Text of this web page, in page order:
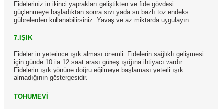
Fideleriniz in ikinci yaprakları geliştikten ve fide gövdesi
güçlenmeye başladıktan sonra sıvı yada su bazlı toz endeks
gübrelerden kullanabilirsiniz. Yavaş ve az miktarda uygulayın
7.IŞIK
Fideler in yeterince ışık alması önemli. Fidelerin sağlıklı gelişmesi
için günde 10 ila 12 saat arası güneş ışığına ihtiyacı vardır.
Fidelerin ışık yönüne doğru eğilmeye başlaması yeterli ışık
almadığının göstergesidir.
TOHUMEVİ